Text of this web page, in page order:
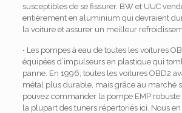
susceptibles de se fissurer. BW et UUC
entièrement en aluminium qui devraient
la voiture et assurer un meilleur
• Les pompes à eau de toutes les voitures
équipées d’impulseurs en plastique qui
panne. En 1996, toutes les voitures OBD2
métal plus durable, mais grâce au marché
pouvez commander la pompe EMP robuste
la plupart des tuners répertoriés ici. Nous